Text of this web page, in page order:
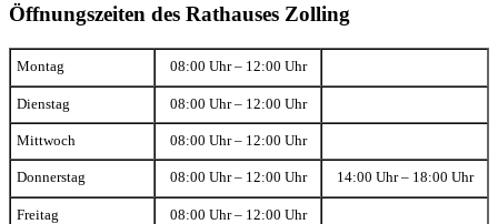
Öffnungszeiten des Rathauses Zolling
Montag 08:00 Uhr – 12:00 Uhr
Dienstag 08:00 Uhr – 12:00 Uhr
Mittwoch 08:00 Uhr – 12:00 Uhr
Donnerstag 08:00 Uhr – 12:00 Uhr 14:00 Uhr – 18:00 Uhr
Freitag 08:00 Uhr – 12:00 Uhr